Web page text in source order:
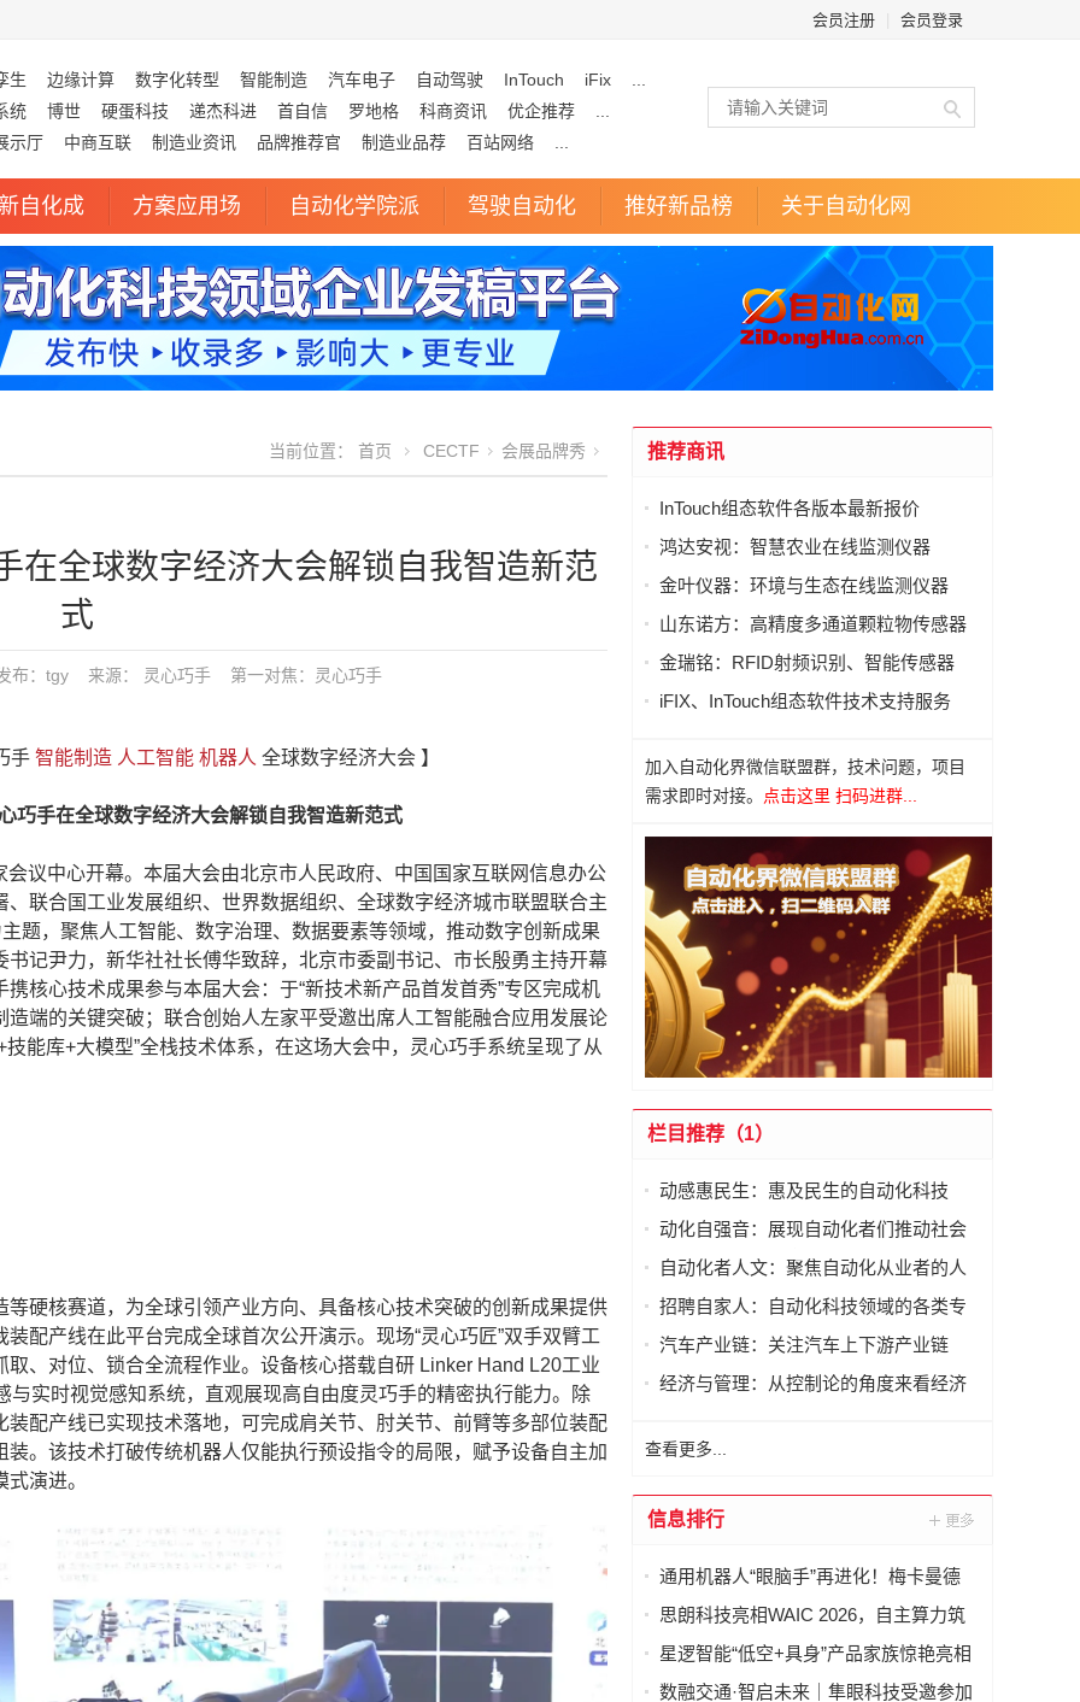
会员注册 会员登录
生 边缘计算 数字化转型 智能制造 汽车电子 自动驾驶 InTouch iFix
统
博世 硬蛋科技 递杰科进 首自信 罗地格 科商资讯 优企推荐
示厅
中商互联 制造业资讯 品牌推荐官 制造业品荐 百站网络
自化成 方案应用场 自动化学院派 驾驶自动化 推好新品榜 关于自动化网
当前位置： 首页 CECTF 会展品牌秀
在全球数字经济大会解锁自我智造新范
式
布：tgy 来源： 灵心巧手 第一对焦： 灵心巧手
手 智能制造 人工智能 机器人 全球数字经济大会 】
手在全球数字经济大会解锁自我智造新范式
中心开幕。本届大会由北京市人民政府、中国国家互联网信息办公
联合国工业发展组织、世界数据组织、全球数字经济城市联盟联合主
题，聚焦人工智能、数字治理、数据要素等领域，推动数字创新成果
记尹力，新华社社长傅华致辞，北京市委副书记、市长殷勇主持开幕
核心技术成果参与本届大会：于“新技术新产品首发首秀”专区完成机
端的关键突破；联合创始人左家平受邀出席人工智能融合应用发展论
能库+大模型”全栈技术体系，在这场大会中，灵心巧手系统呈现了从
核赛道，为全球引领产业方向、具备核心技术突破的创新成果提供
配产线在此平台完成全球首次公开演示。现场“灵心巧匠”双手双臂工
、对位、锁合全流程作业。设备核心搭载自研 Linker Hand L20工业
实时视觉感知系统，直观展现高自由度灵巧手的精密执行能力。除
配产线已实现技术落地，可完成肩关节、肘关节、前臂等多部位装配
。该技术打破传统机器人仅能执行预设指令的局限，赋予设备自主加
演进。
推荐商讯
InTouch组态软件各版本最新报价
鸿达安视：智慧农业在线监测仪器
金叶仪器：环境与生态在线监测仪器
山东诺方：高精度多通道颗粒物传感器
金瑞铭：RFID射频识别、智能传感器
iFIX、InTouch组态软件技术支持服务
加入自动化界微信联盟群，技术问题，项目
需求即时对接。
点击这里 扫码进群...
栏目推荐（1）
动感惠民生：惠及民生的自动化科技
动化自强音：展现自动化者们推动社会
进步发出的响亮声音
自动化者人文：聚焦自动化从业者的人
文思考
招聘自家人：自动化科技领域的各类专
家及人才需求资讯
汽车产业链：关注汽车上下游产业链
经济与管理：从控制论的角度来看经济
查看更多...
信息排行
通用机器人“眼脑手”再进化！梅卡曼德
WAIC 2026将展示具身智能新突破
思朗科技亮相WAIC 2026，自主算力筑
基，科研范式跃迁
星逻智能“低空+具身”产品家族惊艳亮相
苏州低空大会
数融交通·智启未来｜隼眼科技受邀参加